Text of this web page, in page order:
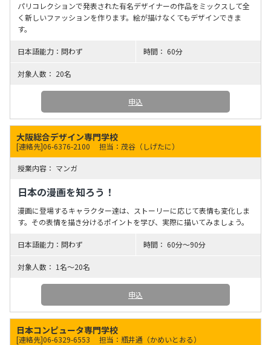
パリコレクションで発表された有名デザイナーの作品をミックスして全
く新しいファッションを作ります。絵が描けなくてもデザインできま
す。
問わず 60分
20名
申込
大阪総合デザイン専門学校
[連絡先]06-6376-2100 担当：茂谷（しげたに）
マンガ
日本の漫画を知ろう！
漫画に登場するキャラクター達は、ストーリーに応じて表情も変化しま
す。その表情を描き分けるポイントを学び、実際に描いてみましょう。
問わず 60分〜90分
1名～20名
申込
日本コンピュータ専門学校
[連絡先]06-6329-6553 担当：瓶井通（かめいとおる）